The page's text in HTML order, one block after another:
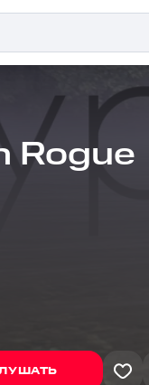
Rogue